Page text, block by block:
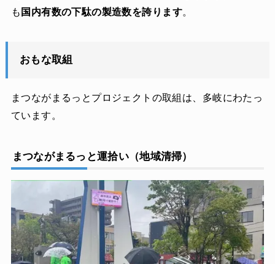
も 国内有数の下駄の製造数を誇ります。
おもな取組
まつながまるっとプロジェクトの取組は、多岐にわたっ
ています。
まつながまるっと運拾い（地域清掃）